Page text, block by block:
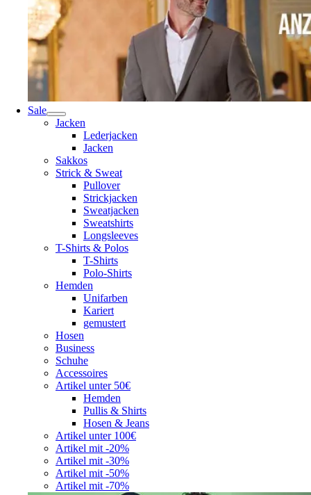
Sale
Jacken
Lederjacken
Jacken
Sakkos
Strick & Sweat
Pullover
Strickjacken
Sweatjacken
Sweatshirts
Longsleeves
T-Shirts & Polos
T-Shirts
Polo-Shirts
Hemden
Unifarben
Kariert
gemustert
Hosen
Business
Schuhe
Accessoires
Artikel unter 50€
Hemden
Pullis & Shirts
Hosen & Jeans
Artikel unter 100€
Artikel mit -20%
Artikel mit -30%
Artikel mit -50%
Artikel mit -70%